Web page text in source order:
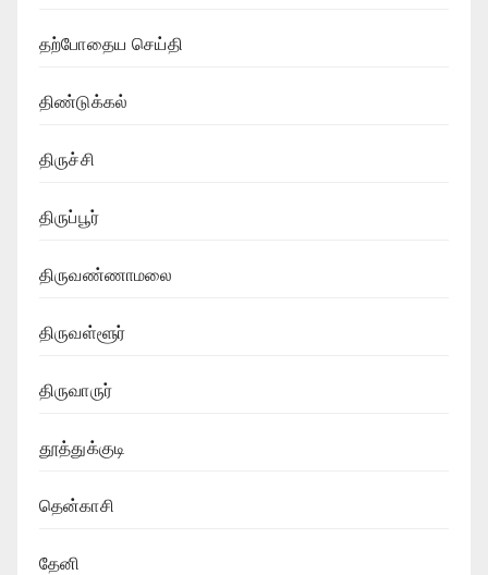
தற்போதைய செய்தி
திண்டுக்கல்
திருச்சி
திருப்பூர்
திருவண்ணாமலை
திருவள்ளூர்
திருவாருர்
தூத்துக்குடி
தென்காசி
தேனி